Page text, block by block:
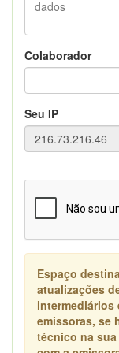
Colaborador
Seu IP
Espaço
atualizações
intermediários
emissoras, se
técnico na